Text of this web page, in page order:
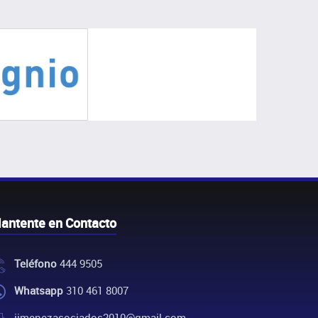
en Contacto
Teléfono 444 9505
Whatsapp 310 461 8007